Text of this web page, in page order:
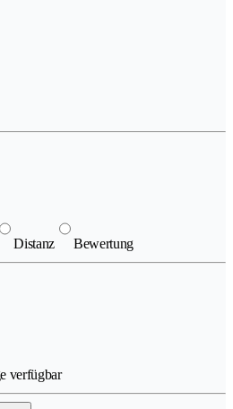
Distanz Bewertung
verfügbar